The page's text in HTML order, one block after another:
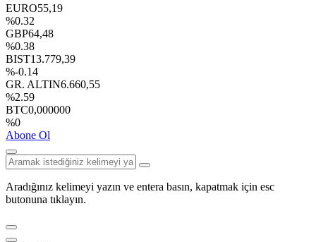
EURO55,19
%0.32
GBP64,48
%0.38
BIST13.779,39
%-0.14
GR. ALTIN6.660,55
%2.59
BTC0,000000
%0
Abone Ol
Aradığınız kelimeyi yazın ve entera basın, kapatmak için esc
butonuna tıklayın.